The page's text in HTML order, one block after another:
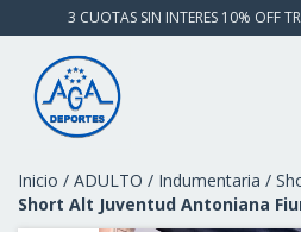
3 CUOTAS SIN INTERES 10% OFF
Inicio / ADULTO / Indumentaria /
Short Alt Juventud Antoniana